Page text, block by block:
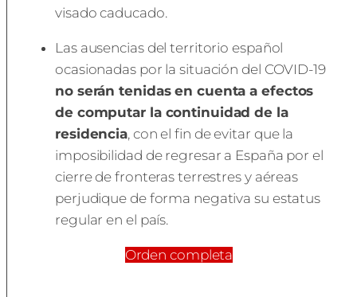
visado caducado.
Las ausencias del territorio español
ocasionadas por la situación del COVID-19
no serán tenidas en cuenta a efectos
de computar la continuidad de la
residencia, con el fin de evitar que la
imposibilidad de regresar a España por el
cierre de fronteras terrestres y aéreas
perjudique de forma negativa su estatus
regular en el país.
Orden completa